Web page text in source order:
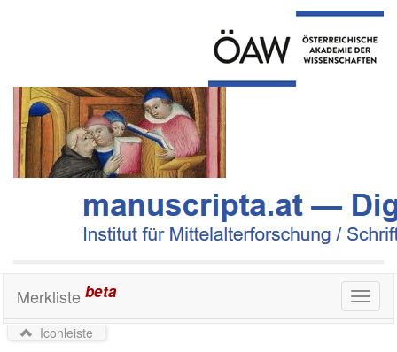
Toggle
Merkliste beta
Iconleiste